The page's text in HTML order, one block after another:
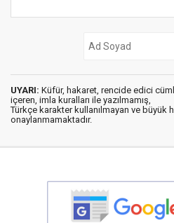
UYARI: Küfür, hakaret, rencide edici
içeren, imla kuralları ile yazılmamış,
Türkçe karakter kullanılmayan ve büyük
onaylanmamaktadır.